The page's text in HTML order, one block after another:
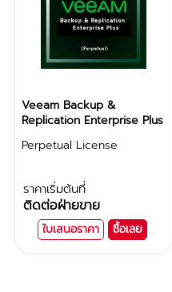
Veeam Backup &
Replication Enterprise Plus
Perpetual License
ราคาเริ่มต้นที่
ติดต่อฝ่ายขาย
ใบเสนอราคา ซื้อเลย